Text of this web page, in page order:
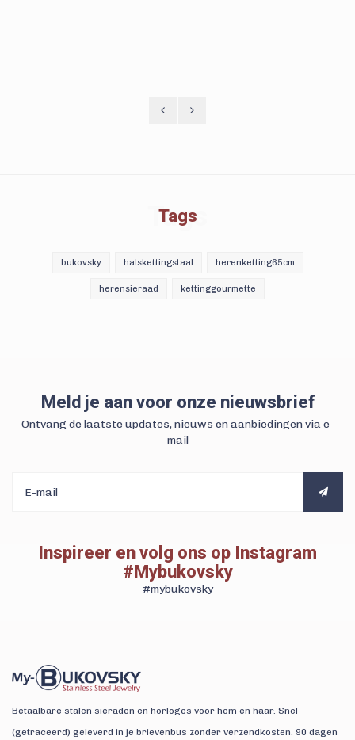
Tags
Tags
bukovsky halskettingstaal herenketting65cm
herensieraad kettinggourmette
Meld je aan voor onze nieuwsbrief
Ontvang de laatste updates, nieuws en aanbiedingen via e-
mail
Inspireer en volg ons op Instagram
#Mybukovsky
#mybukovsky
Betaalbare stalen sieraden en horloges voor hem en haar. Snel
(getraceerd) geleverd in je brievenbus zonder verzendkosten. 90 dagen